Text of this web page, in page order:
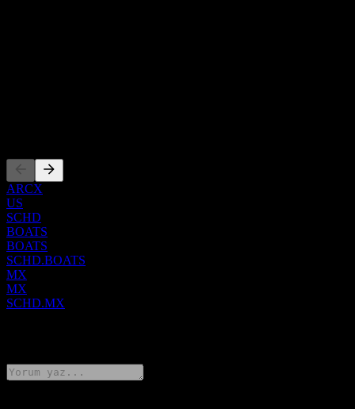
ARCX
US
SCHD
BOATS
BOATS
SCHD.BOATS
MX
MX
SCHD.MX